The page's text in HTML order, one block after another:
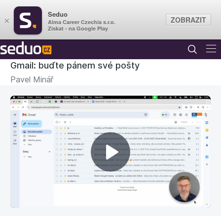
Gmail: buďte pánem své pošty
Pavel Minář
Přehrát
video
Základy
1. Gmail všude s vámi – na webu,
0:55
×
Seduo
Alma Career Czechia s.r.o.
Získat - na Google Play
ZOBRAZIT